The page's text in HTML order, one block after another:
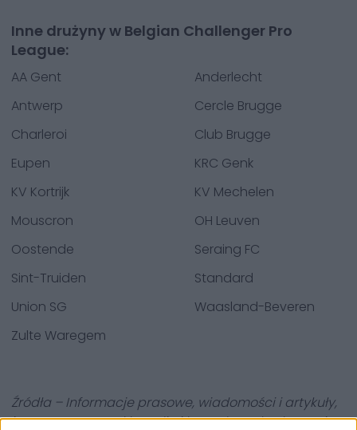
Inne drużyny w Belgian Challenger Pro
League:
AA Gent
Anderlecht
Antwerp
Cercle Brugge
Charleroi
Club Brugge
Eupen
KRC Genk
KV Kortrijk
KV Mechelen
Mouscron
OH Leuven
Oostende
Seraing FC
Sint-Truiden
Standard
Union SG
Waasland-Beveren
Zulte Waregem
Źródła – Informacje prasowe, wiadomości i artykuły,
internetowe encyklopedie i bazy danych, eksperci z